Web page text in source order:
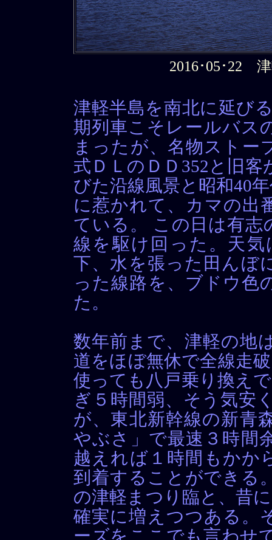
2016･05･22
津軽半島を南北に延び
期列車こそレールバス
まったが、名物ストー
式ＤＬのＤＤ352と旧
びた沿線風景と昭和40
に惹かれて、カマの出
ている。 この日は有志
線を駆け回った。天
下、水を張った田んぼ
った線路を、ブドウ色
た。
数年前まで、津軽の地
道をほぼ無休で全線走
使っても八戸乗り換え
ぎ５時間弱、そう気安
が、東北新幹線の新青
やぶさ」で最速３時間
越えれば１時間もかか
到着することができる
の津軽まつり臨と、昔
確実に増えつつある。
ーズをここでも言わせ